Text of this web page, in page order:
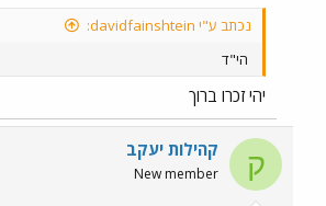
נכתב ע"י davidfainshtein:
הי"ד
יהי זכרו ברוך
ק קהילות יעקב
New member